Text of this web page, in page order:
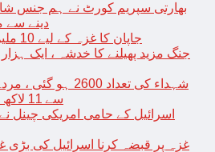
بھارتی سپریم کورٹ نے ہم جنس
دینے سے
جاپان کا غزہ کے لیے 10 ملین ڈالر امداد کا اعلان
جنگ مزید پھیلنے کا خدشہ ، ایک
شہداء کی تعداد 2600
سے 11 لاکھ فلسطینیوں کا انخلاء
غزہ پر قبضہ کرنا اسرائیل کی